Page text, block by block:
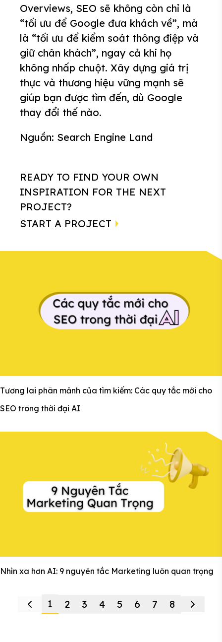
Overviews, SEO sẽ không còn chỉ là
“tối ưu để Google đưa khách về”, mà
là “tối ưu để kiểm soát thông điệp và
giữ chân khách”, ngay cả khi họ
không nhấp chuột. Xây dựng giá trị
thực và thương hiệu vững mạnh sẽ
giúp bạn được tìm đến, dù Google
thay đổi thế nào.
Nguồn: Search Engine Land
READY TO FIND YOUR OWN
INSPIRATION FOR THE NEXT
PROJECT?
START A PROJECT
Tương lai phân mảnh của tìm kiếm: Các quy tắc mới cho
SEO trong thời đại AI
Nhìn xa hơn AI: 9 nguyên tắc Marketing luôn quan trọng
1 2 3 4 5 6 7 8